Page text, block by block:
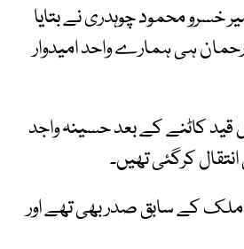
خسرو محمود چوہدری نے بتایا
ہی ہمارے واحد امیدوار
قید کاٹنے کے بعد حسینہ واجد
کرگئی تھیں۔
ملک کے سابق صدر بھی تھے اور